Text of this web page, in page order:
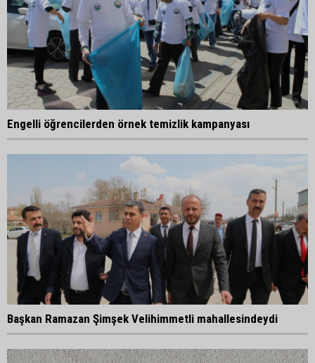
Engelli öğrencilerden örnek temizlik kampanyası
Başkan Ramazan Şimşek Velihimmetli mahallesindeydi